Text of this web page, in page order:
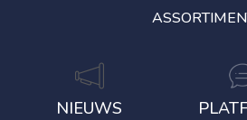
NIEUWS